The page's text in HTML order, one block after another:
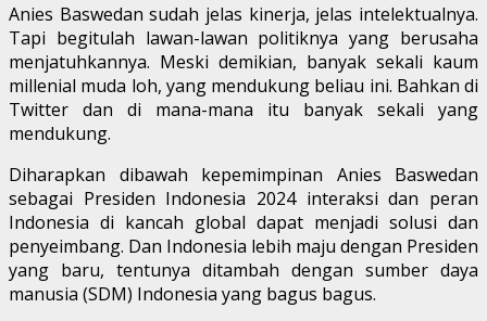
Anies Baswedan sudah jelas kinerja, jelas intelektualnya.
Tapi begitulah lawan-lawan politiknya yang berusaha
menjatuhkannya. Meski demikian, banyak sekali kaum
millenial muda loh, yang mendukung beliau ini. Bahkan di
Twitter dan di mana-mana itu banyak sekali yang
mendukung.
Diharapkan dibawah kepemimpinan Anies Baswedan
sebagai Presiden Indonesia 2024 interaksi dan peran
Indonesia di kancah global dapat menjadi solusi dan
penyeimbang. Dan Indonesia lebih maju dengan Presiden
yang baru, tentunya ditambah dengan sumber daya
manusia (SDM) Indonesia yang bagus bagus.